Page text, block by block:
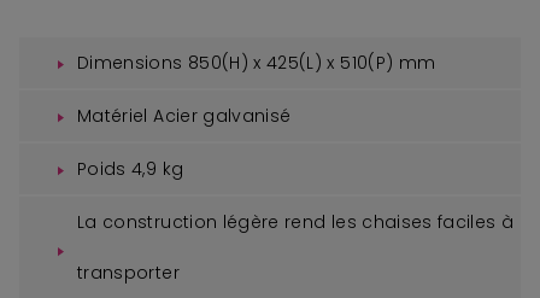
Dimensions 850(H) x 425(L) x 510(P) mm
Matériel Acier galvanisé
Poids 4,9 kg
La construction légère rend les chaises faciles à
transporter